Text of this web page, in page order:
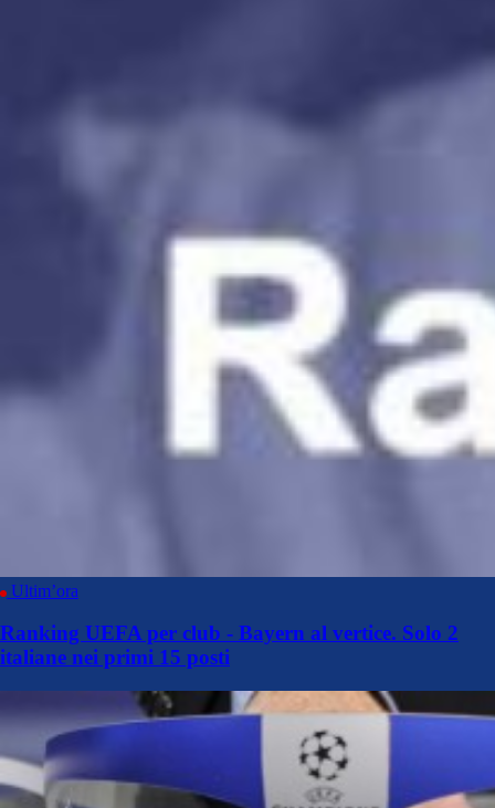
Ultim’ora
Ranking UEFA per club - Bayern al vertice. Solo 2
italiane nei primi 15 posti